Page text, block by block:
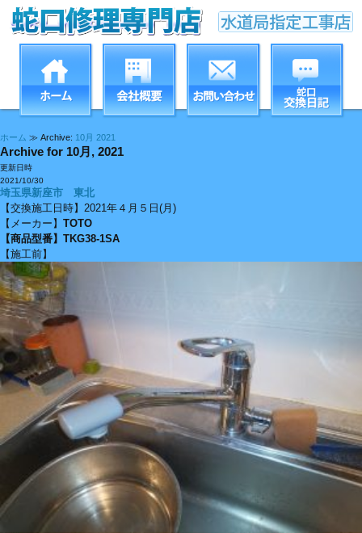
ホーム ≫ Archive: 10月 2021
Archive for 10月, 2021
更新日時
2021/10/30
埼玉県新座市 東北
【交換施工日時】2021年４月５日(月)
【メーカー】 TOTO
【商品型番】 TKG38-1SA
【施工前】